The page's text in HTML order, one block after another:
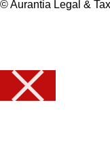
© Aurantia Legal & Tax